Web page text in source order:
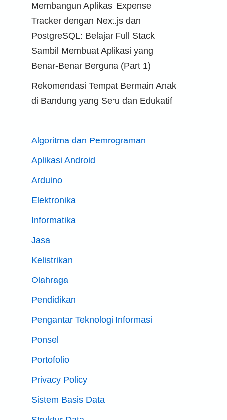
Membangun Aplikasi Expense
Tracker dengan Next.js dan
PostgreSQL: Belajar Full Stack
Sambil Membuat Aplikasi yang
Benar-Benar Berguna (Part 1)
Rekomendasi Tempat Bermain Anak
di Bandung yang Seru dan Edukatif
Algoritma dan Pemrograman
Aplikasi Android
Arduino
Elektronika
Informatika
Jasa
Kelistrikan
Olahraga
Pendidikan
Pengantar Teknologi Informasi
Ponsel
Portofolio
Privacy Policy
Sistem Basis Data